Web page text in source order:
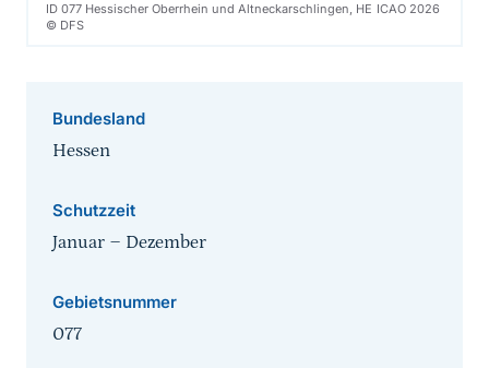
ID 077 Hessischer Oberrhein und Altneckarschlingen, HE ICAO 2026
© DFS
Bundesland
Hessen
Schutzzeit
Januar ‒ Dezember
Gebietsnummer
077